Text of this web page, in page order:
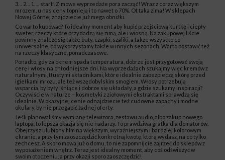
3… 2… 1…. start! Zimowe wyprzedaże pora zacząć! Wraz z coraz większym
mrozem, u nas ceny topnieją i to nawet o 70%. Ot taka zima! W sklepach
Nowej Górnej znajdziecie już mega obniżki.
Co warto kupować? To idealny moment aby kupić przejściową kurtkę i ciepły
sweter, rzeczy które przydadzą się zimą, ale i wiosną. Na zakupowej liście
powinny znaleźć się także buty, czapki, szaliki, a także wszystko co
uniwersalne, co wykorzystamy także w innych sezonach. Warto postawić też
na rzeczy klasyczne, ponadczasowe.
Ponadto, gdy za oknem spada temperatura, dobrze jest przygotować swoją
cerę i włosy na chłodniejsze dni. Na wyprzedażach szukajmy więc kremów z
naturalnymi, tłustymi składnikami, które idealnie zabezpieczą skórę przed
igiełkami mrozu, ale też wszędobylskim smogiem. Włosy potrzebują
wsparcia, by były lśniące i dobrze się układały, a gdzie szukamy inspiracji?
Oczywiście w naturze – kosmetyki z ziołowymi ekstraktami sprawdzą się
idealnie. W okazyjnej cenie odnajdziecie też cudowne zapachy i modne
okulary, by nie przegapić żadnej oferty.
Jeśli planowaliśmy wymianę telewizora, zestawu audio, albo zakup nowego
laptopa, to lepsza okazja się nie nadarzy. To prawdziwa gratka dla domatorów.
Obejrzysz ulubiony film na większym, wyraźniejszym i bardziej kolorowym
ekranie, a przy tym zaoszczędzić konkretną kwotę, którą wydasz, na co tylko
zechcesz. A skoro mowa już o domu, to nie zapomnijcie zajrzeć do sklepów z
wyposażeniem wnętrz. Teraz jest idealny moment, aby coś odświeżyć w
swoim otoczeniu, a przy okazji sporo zaoszczędzić!